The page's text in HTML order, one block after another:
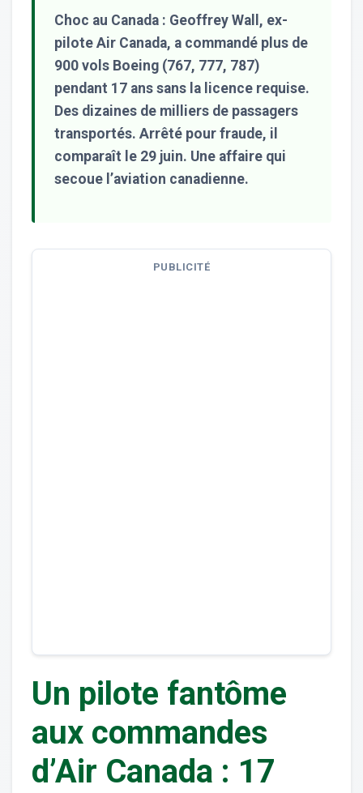
Choc au Canada : Geoffrey Wall, ex-
pilote Air Canada, a commandé plus de
900 vols Boeing (767, 777, 787)
pendant 17 ans sans la licence requise.
Des dizaines de milliers de passagers
transportés. Arrêté pour fraude, il
comparaît le 29 juin. Une affaire qui
secoue l’aviation canadienne.
PUBLICITÉ
Un pilote fantôme
aux commandes
d’Air Canada : 17